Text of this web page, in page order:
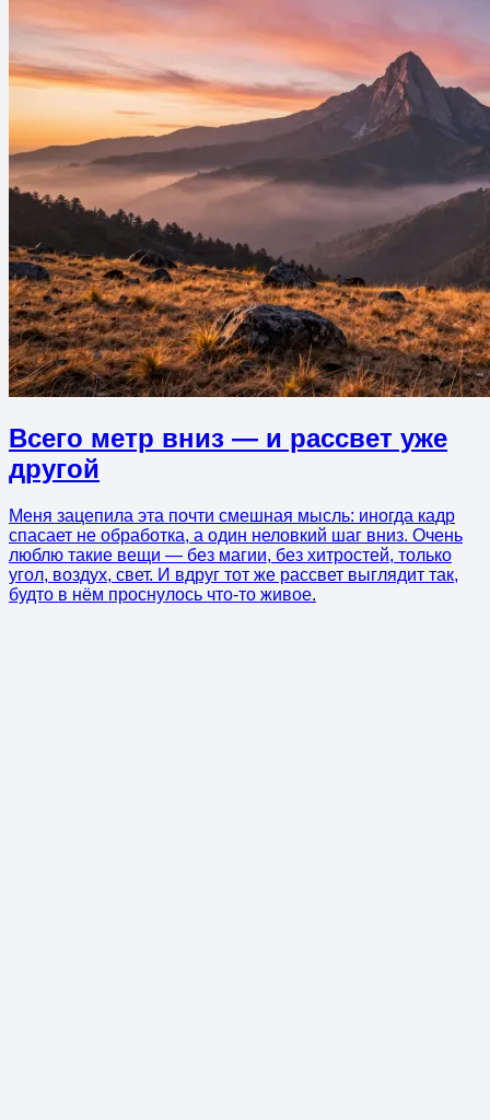
Всего метр вниз — и рассвет уже
другой
Меня зацепила эта почти смешная мысль: иногда кадр
спасает не обработка, а один неловкий шаг вниз. Очень
люблю такие вещи — без магии, без хитростей, только
угол, воздух, свет. И вдруг тот же рассвет выглядит так,
будто в нём проснулось что-то живое.